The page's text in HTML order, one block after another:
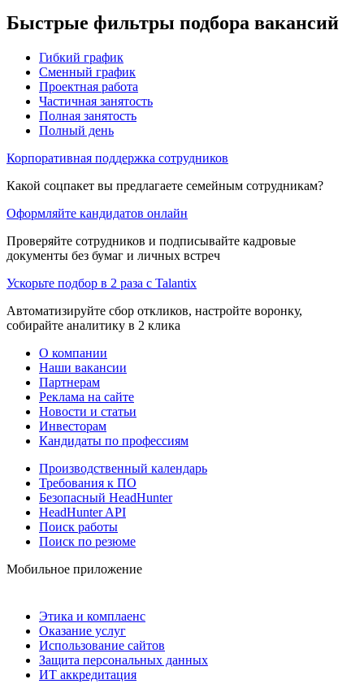
Быстрые фильтры подбора вакансий
Гибкий график
Сменный график
Проектная работа
Частичная занятость
Полная занятость
Полный день
Корпоративная поддержка сотрудников
Какой соцпакет вы предлагаете семейным сотрудникам?
Оформляйте кандидатов онлайн
Проверяйте сотрудников и подписывайте кадровые
документы без бумаг и личных встреч
Ускорьте подбор в 2 раза с Talantix
Автоматизируйте сбор откликов, настройте воронку,
собирайте аналитику в 2 клика
О компании
Наши вакансии
Партнерам
Реклама на сайте
Новости и статьи
Инвесторам
Кандидаты по профессиям
Производственный календарь
Требования к ПО
Безопасный HeadHunter
HeadHunter API
Поиск работы
Поиск по резюме
Мобильное приложение
Этика и комплаенс
Оказание услуг
Использование сайтов
Защита персональных данных
ИТ аккредитация